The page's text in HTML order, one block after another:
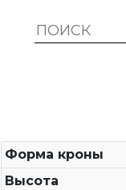
Форма кроны
Высота